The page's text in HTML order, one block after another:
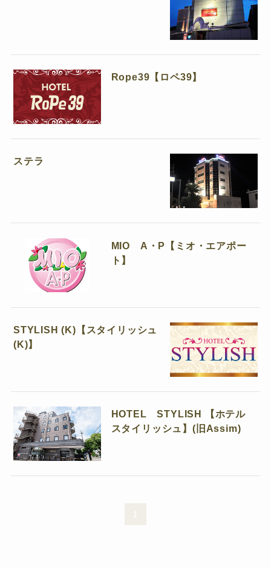
Rope39【ロペ39】
ステラ
MIO A・P【ミオ・エアポー
ト】
STYLISH (K)【スタイリッシュ
(K)】
HOTEL STYLISH 【ホテル
スタイリッシュ】(旧Assim)